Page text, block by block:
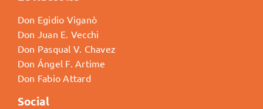
Don Egidio Viganò
Don Juan E. Vecchi
Don Pasqual V. Chavez
Don Ángel F. Artime
Don Fabio Attard
Social